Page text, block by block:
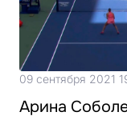
09 сентября 2021
Арина